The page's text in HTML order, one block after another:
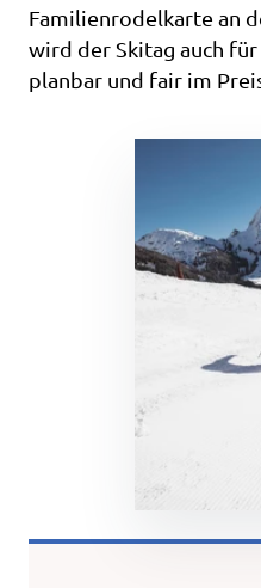
Familienrodelkarte an
wird der Skitag auch für
planbar und fair im